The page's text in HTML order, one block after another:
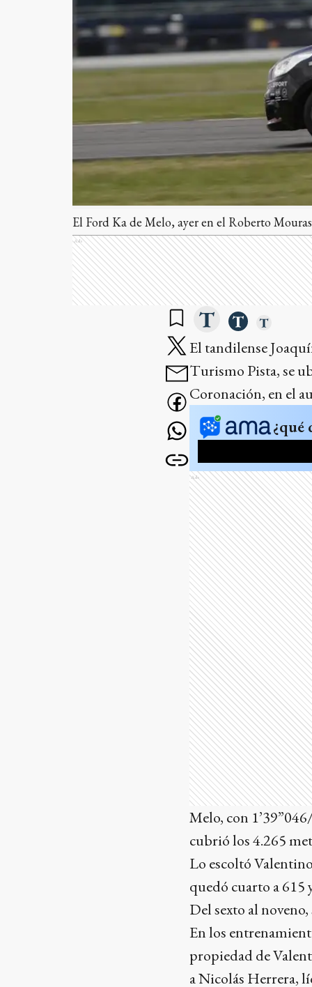
El Ford Ka de Melo, ayer en el Roberto
Ads
El tandilense
Turismo Pista, se
Coronación, en el
¿qué
Ads
Melo, con
cubrió los 4.265
Lo escoltó
quedó cuarto a
Del sexto al
En los
propiedad de
a Nicolás Herrera,